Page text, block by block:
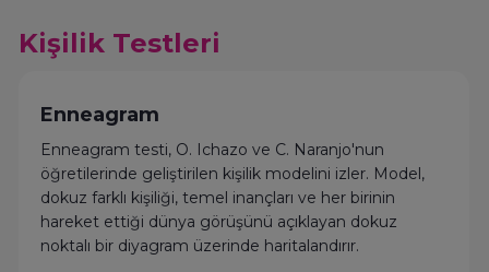
Kişilik Testleri
Enneagram
Enneagram testi, O. Ichazo ve C. Naranjo'nun
öğretilerinde geliştirilen kişilik modelini izler. Model,
dokuz farklı kişiliği, temel inançları ve her birinin
hareket ettiği dünya görüşünü açıklayan dokuz
noktalı bir diyagram üzerinde haritalandırır.